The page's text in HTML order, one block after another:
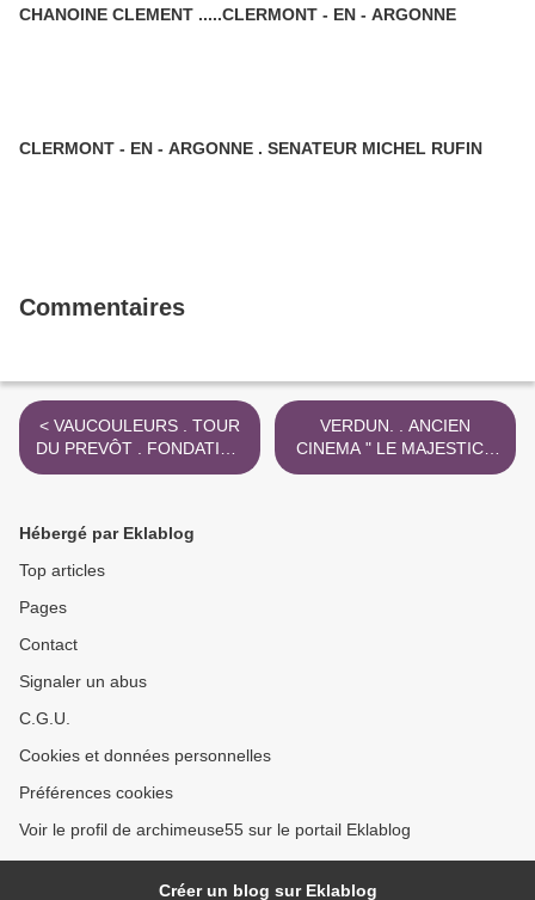
CHANOINE CLEMENT .....CLERMONT - EN - ARGONNE
CLERMONT - EN - ARGONNE . SENATEUR MICHEL RUFIN
Commentaires
< VAUCOULEURS . TOUR
DU PREVÔT . FONDATION
DU PATRIMOINE . 2023
VERDUN. . ANCIEN
CINEMA " LE MAJESTIC "
12 LOGEMENTS 2023 >
Hébergé par Eklablog
Top articles
Pages
Contact
Signaler un abus
C.G.U.
Cookies et données personnelles
Préférences cookies
Voir le profil de archimeuse55 sur le portail Eklablog
Créer un blog sur Eklablog